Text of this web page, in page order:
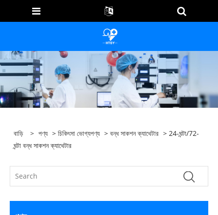
বাড়ি > পণ্য >চিকিৎসা ভোগ্যপণ্য >বন্ধ সাকশন ক্যাথেটার > 24-ঘন্টা/72-
ঘন্টা বন্ধ সাকশন ক্যাথেটার